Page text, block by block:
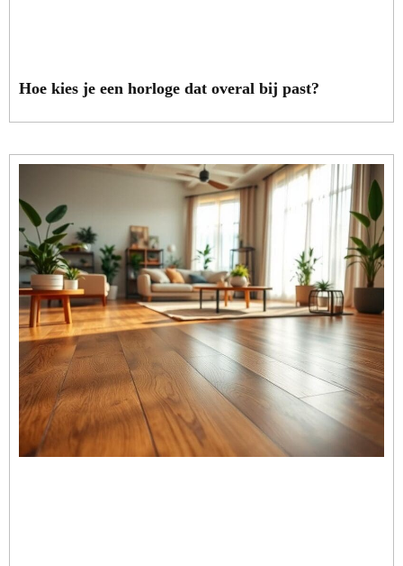
Hoe kies je een horloge dat overal bij past?